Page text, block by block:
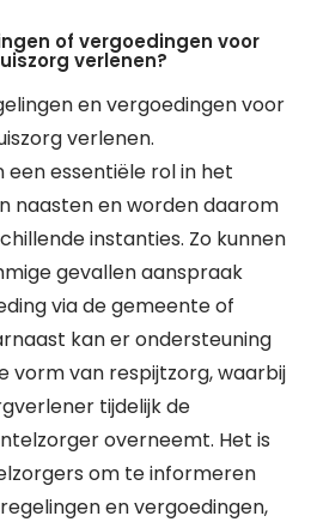
of vergoedingen voor
verlenen?
en vergoedingen voor
verlenen.
essentiële rol in het
naasten en worden daarom
instanties. Zo kunnen
gevallen aanspraak
via de gemeente of
kan er ondersteuning
vorm van respijtzorg, waarbij
tijdelijk de
overneemt. Het is
om te informeren
en vergoedingen,